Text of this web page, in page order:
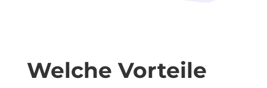
Welche Vorteile